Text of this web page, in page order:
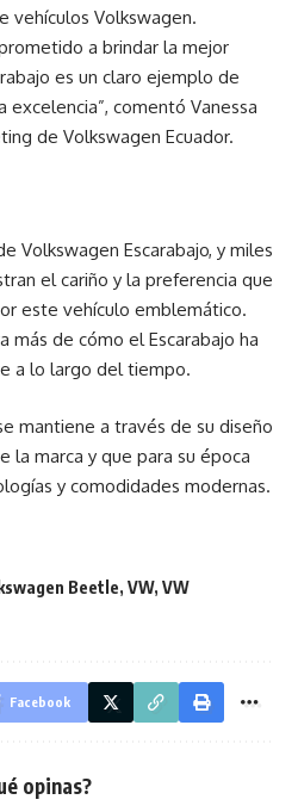
vehículos Volkswagen.
a brindar la mejor
es un claro ejemplo de
comentó Vanessa
de Volkswagen Ecuador.
Volkswagen Escarabajo, y miles
el cariño y la preferencia que
este vehículo emblemático.
más de cómo el Escarabajo ha
a lo largo del tiempo.
mantiene a través de su diseño
la marca y que para su época
y comodidades modernas.
Beetle, VW, VW
Facebook
opinas?